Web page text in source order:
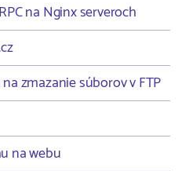
na Nginx serveroch
zmazanie súborov v FTP
na webu